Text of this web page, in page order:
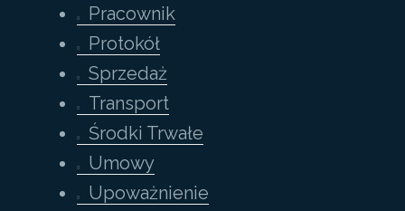
Pracownik
Protokół
Sprzedaż
Transport
Środki Trwałe
Umowy
Upoważnienie